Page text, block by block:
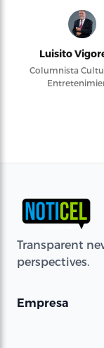
Luisito
Columnista
Transparent
perspectives.
Empresa